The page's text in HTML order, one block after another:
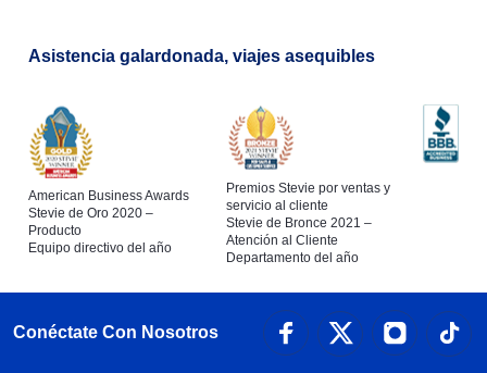
Asistencia galardonada, viajes asequibles
American Business Awards
Stevie de Oro 2020 –
Producto
Equipo directivo del año
Premios Stevie por ventas y
servicio al cliente
Stevie de Bronce 2021 –
Atención al Cliente
Departamento del año
Conéctate Con Nosotros